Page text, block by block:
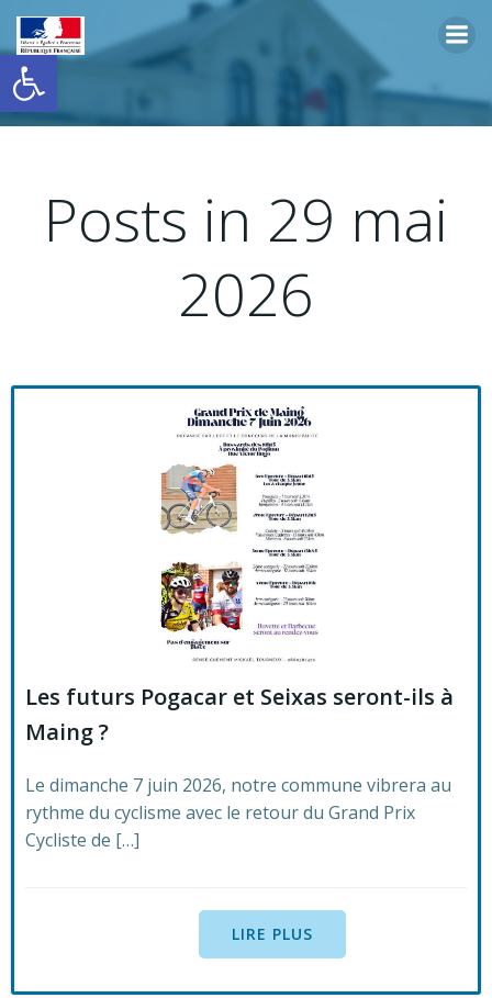
Ouvrir la barre d’outils
contenu
Posts in 29 mai
2026
Les futurs Pogacar et Seixas seront-ils à
Maing ?
Le dimanche 7 juin 2026, notre commune vibrera au
rythme du cyclisme avec le retour du Grand Prix
Cycliste de […]
LIRE PLUS